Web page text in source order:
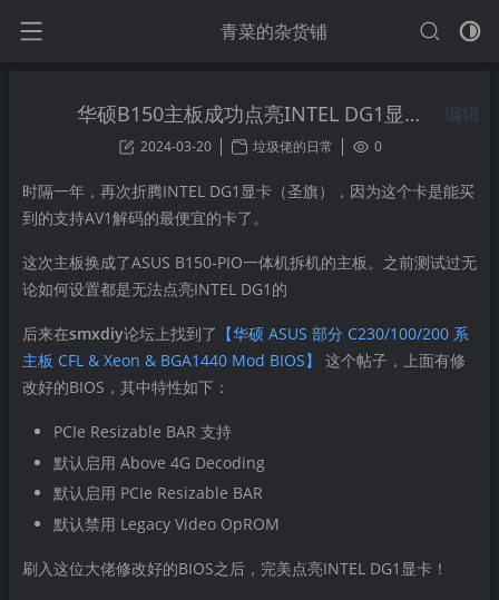
青菜的杂货铺
华硕B150主板成功点亮INTEL DG1显卡 编辑
2024-03-20 垃圾佬的日常 0
时隔一年，再次折腾INTEL DG1显卡（圣旗），因为这个卡是能买
到的支持AV1解码的最便宜的卡了。
这次主板换成了ASUS B150-PIO一体机拆机的主板。之前测试过无
论如何设置都是无法点亮INTEL DG1的
后来在smxdiy论坛上找到了 【华硕 ASUS 部分 C230/100/200 系
主板 CFL & Xeon & BGA1440 Mod BIOS】
这个帖子，上面有修
改好的BIOS，其中特性如下：
PCIe Resizable BAR 支持
默认启用 Above 4G Decoding
默认启用 PCIe Resizable BAR
默认禁用 Legacy Video OpROM
刷入这位大佬修改好的BIOS之后，完美点亮INTEL DG1显卡！